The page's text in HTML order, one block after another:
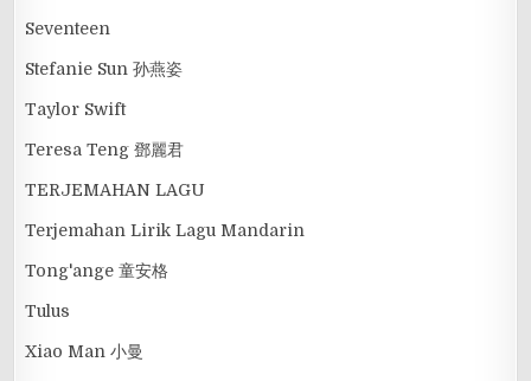
Seventeen
Stefanie Sun 孙燕姿
Taylor Swift
Teresa Teng 鄧麗君
TERJEMAHAN LAGU
Terjemahan Lirik Lagu Mandarin
Tong'ange 童安格
Tulus
Xiao Man 小曼